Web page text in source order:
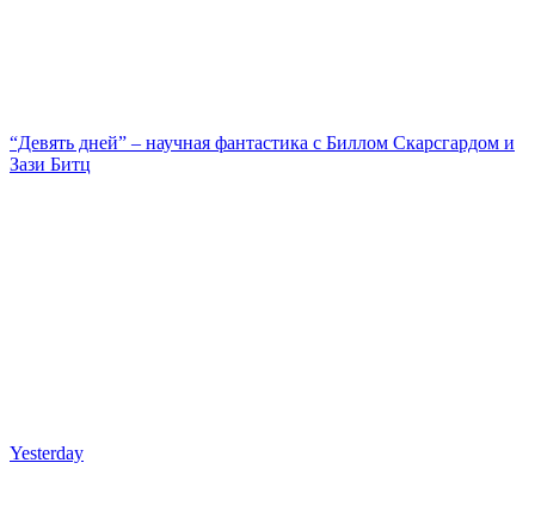
“Девять дней” – научная фантастика с Биллом Скарсгардом и
Зази Битц
Yesterday